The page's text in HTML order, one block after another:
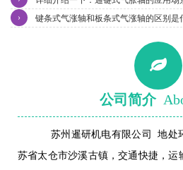
键条式气涨轴和板条式气涨轴的区别是
›
公司简介
苏州暹研机电有限公司 地处
苏省太仓市沙溪古镇，交通快捷，运